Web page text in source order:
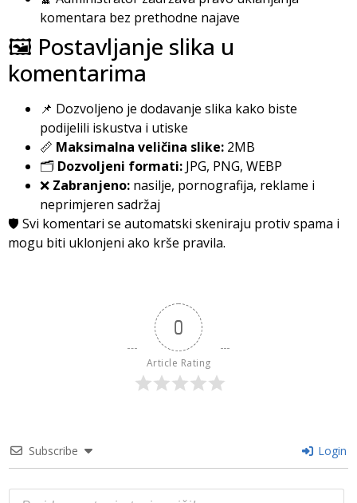
komentara bez prethodne najave
🖼️ Postavljanje slika u
komentarima
📌 Dozvoljeno je dodavanje slika kako biste
podijelili iskustva i utiske
📏 Maksimalna veličina slike: 2MB
🗂️ Dozvoljeni formati: JPG, PNG, WEBP
❌ Zabranjeno: nasilje, pornografija, reklame i
neprimjeren sadržaj
🛡️ Svi komentari se automatski skeniraju protiv spama i
mogu biti uklonjeni ako krše pravila.
0
Article Rating
Subscribe Login